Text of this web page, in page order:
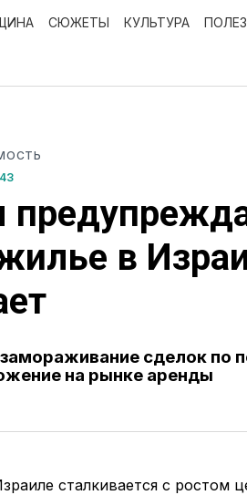
СЮЖЕТЫ КУЛЬТУРА
в
сделок по
на рынке аренды
сталкивается с ростом